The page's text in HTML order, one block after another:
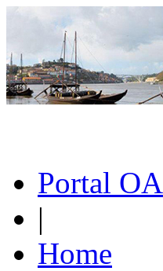
Portal OA
|
Home